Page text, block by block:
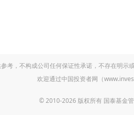
考，不构成公司任何保证性承诺，不存在明
欢迎通过中国投资者网（
© 2010-2026 版权所有 国泰基金